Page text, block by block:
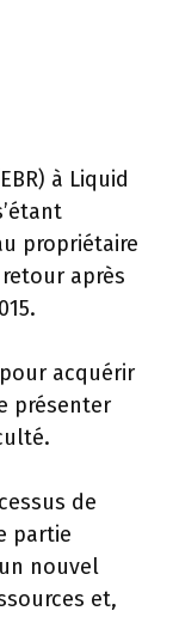
à Liquid
propriétaire
après
acquérir
présenter
de
partie
nouvel
et,